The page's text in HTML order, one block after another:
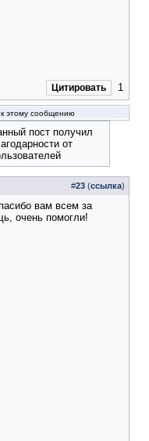
Цитировать 1
этому сообщению
пост получил
от
#23 (ссылка)
вам всем за
очень помогли!